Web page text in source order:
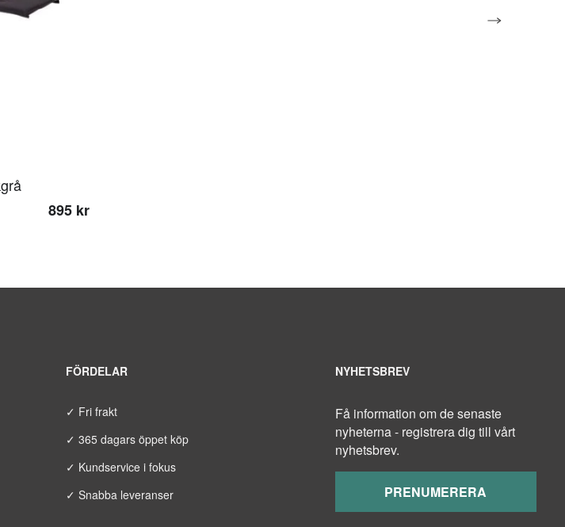
895 kr
FÖRDELAR
✓ Fri frakt
✓ 365 dagars öppet köp
✓ Kundservice i fokus
✓ Snabba leveranser
NYHETSBREV
Få information om de senaste
nyheterna - registrera dig till vårt
nyhetsbrev.
PRENUMERERA